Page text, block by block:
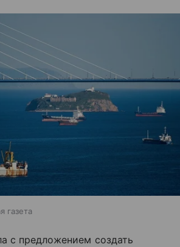
газета
с предложением создать